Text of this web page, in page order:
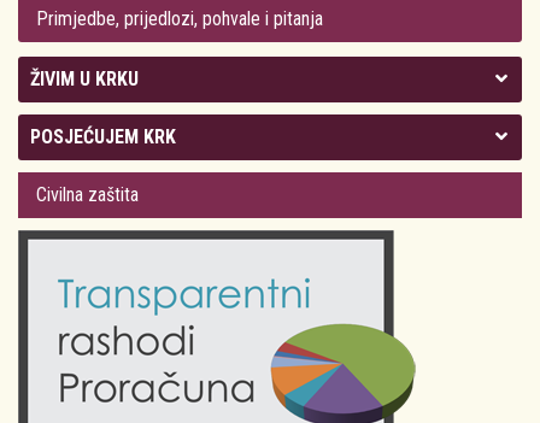
Primjedbe, prijedlozi, pohvale i pitanja
ŽIVIM U KRKU
Kolegij gradonačelnika
Gradsko vijeće
Odluke Grada Krka (Službene novine PGŽ)
Obrazovanje
POSJEĆUJEM KRK
Plan Grada Krka
Krk 360° VR panorama
Krk uživo
Fotogalerije
Kalendar događanja
Civilna zaštita